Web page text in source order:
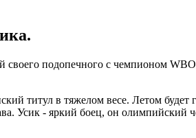
своего подопечного с чемпионом
титул в тяжелом весе. Летом будет
Усик - яркий боец, он